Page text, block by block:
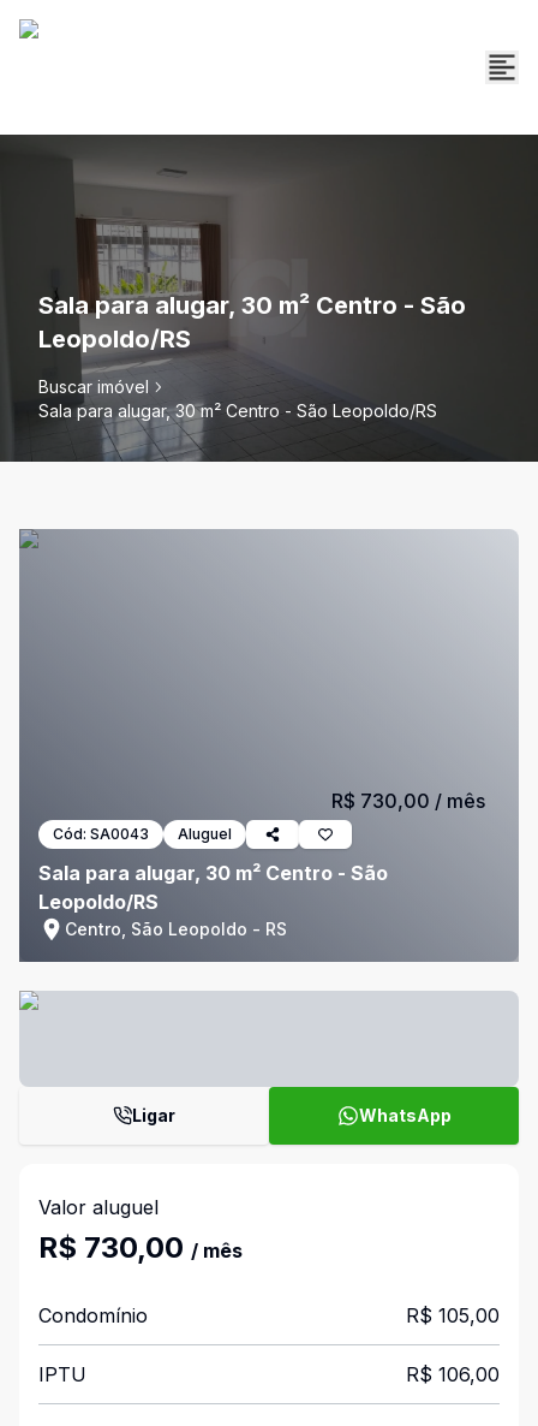
Sala para alugar, 30 m² Centro - São
Leopoldo/RS
Buscar imóvel
Sala para alugar, 30 m² Centro - São Leopoldo/RS
Cód: SA0043 Aluguel
Sala para alugar, 30 m² Centro - São
Leopoldo/RS
Centro, São Leopoldo - RS
R$ 730,00 / mês
Ligar WhatsApp
Valor aluguel
R$ 730,00 / mês
Condomínio R$ 105,00
IPTU R$ 106,00